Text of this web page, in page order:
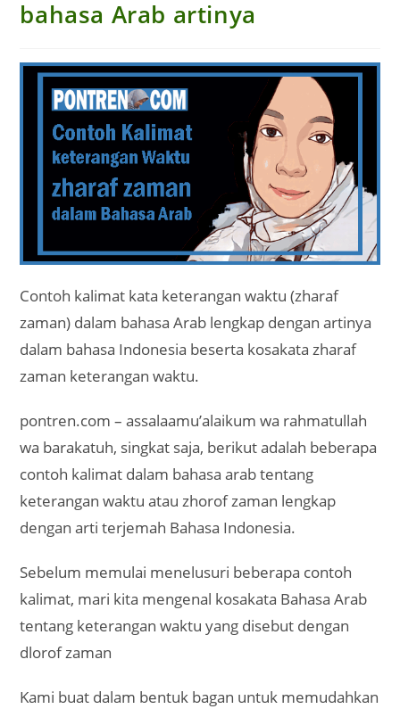
bahasa Arab artinya
Contoh kalimat kata keterangan waktu (zharaf
zaman) dalam bahasa Arab lengkap dengan artinya
dalam bahasa Indonesia beserta kosakata zharaf
zaman keterangan waktu.
pontren.com – assalaamu’alaikum wa rahmatullah
wa barakatuh, singkat saja, berikut adalah beberapa
contoh kalimat dalam bahasa arab tentang
keterangan waktu atau zhorof zaman lengkap
dengan arti terjemah Bahasa Indonesia.
Sebelum memulai menelusuri beberapa contoh
kalimat, mari kita mengenal kosakata Bahasa Arab
tentang keterangan waktu yang disebut dengan
dlorof zaman
Kami buat dalam bentuk bagan untuk memudahkan